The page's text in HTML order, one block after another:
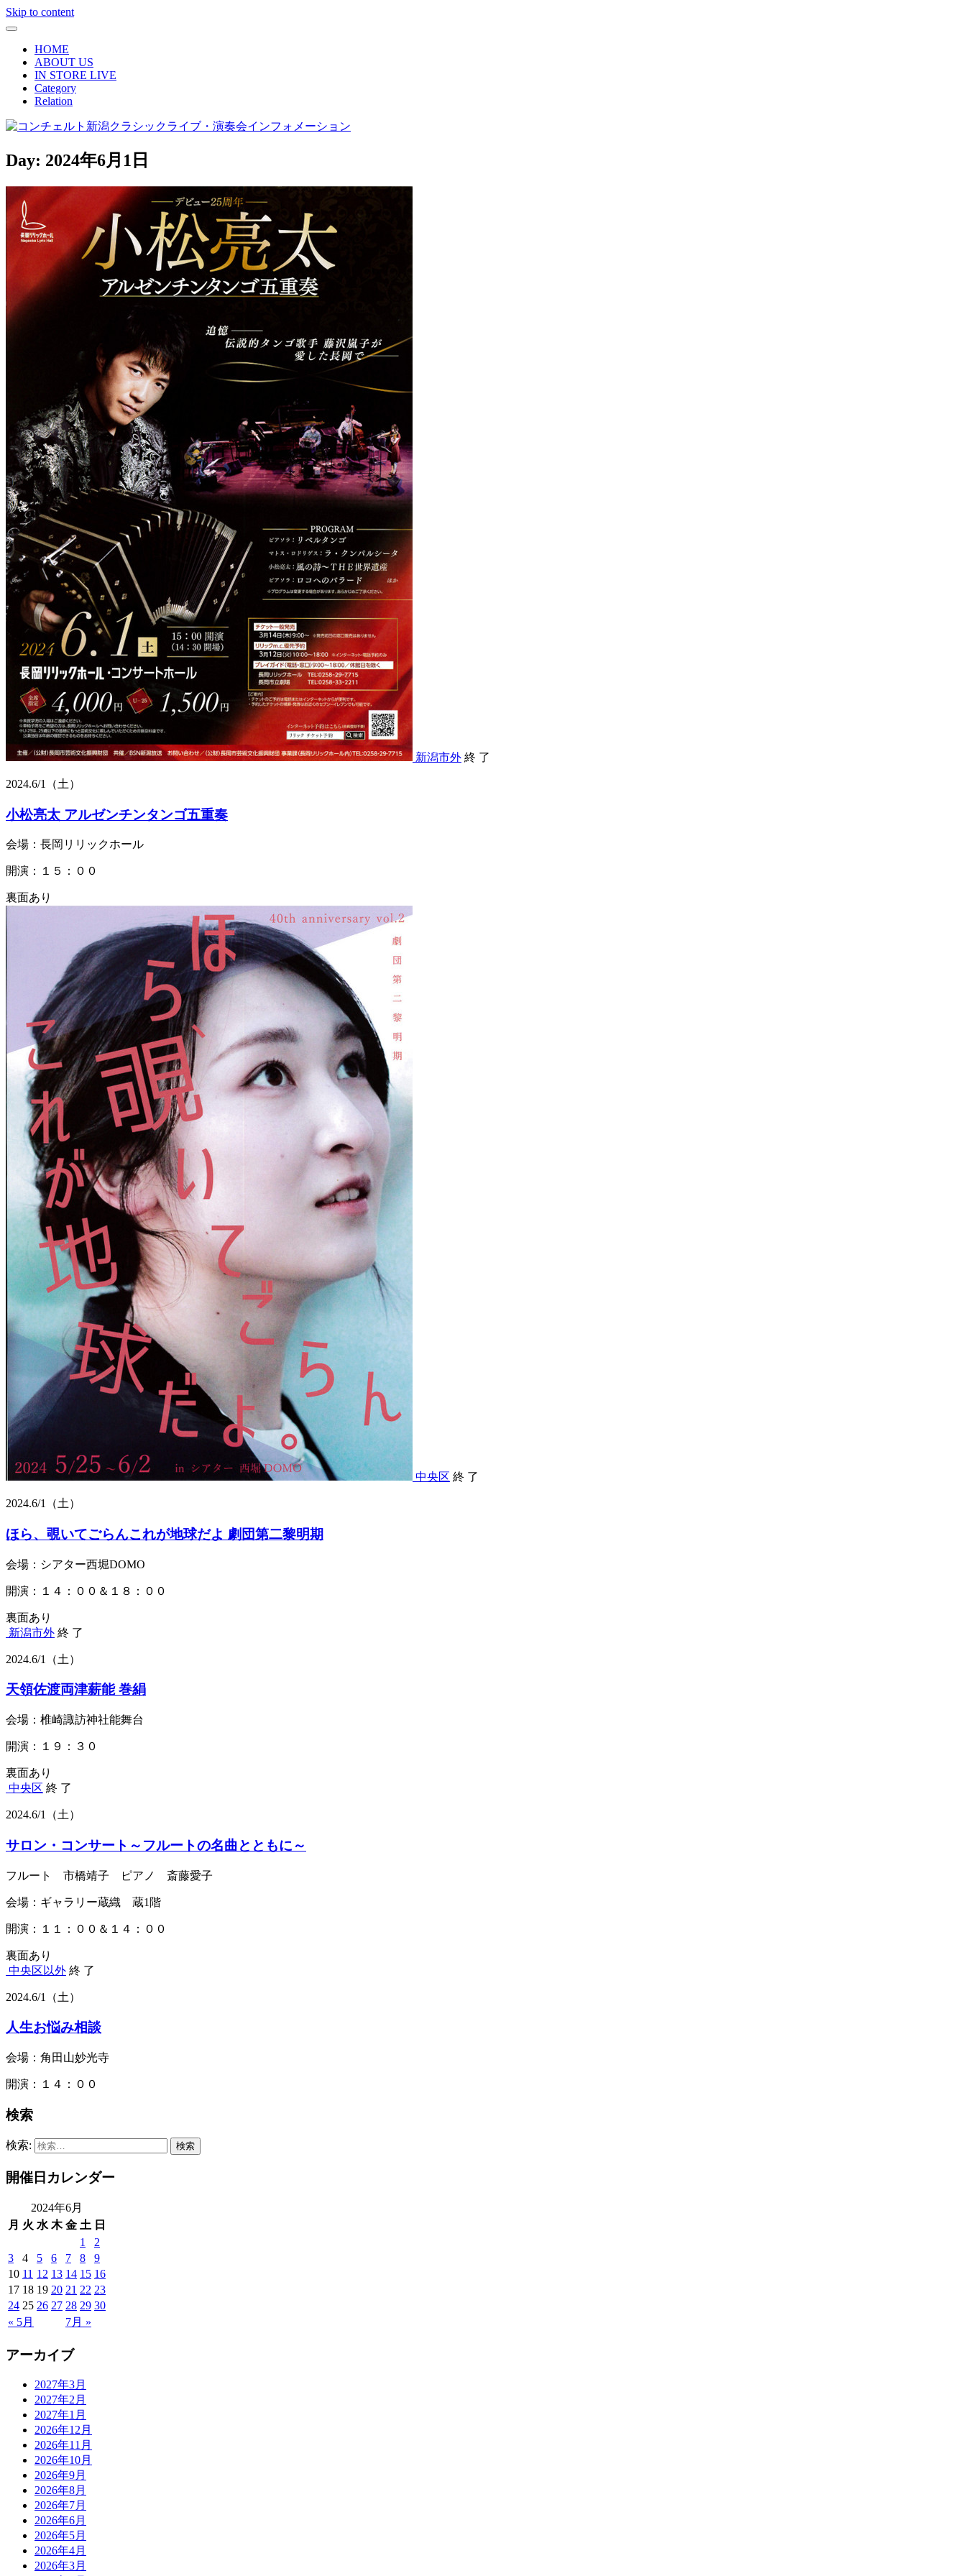
Skip to content
HOME
ABOUT US
IN STORE LIVE
Category
Relation
Day: 2024年6月1日
新潟市外 終 了
2024.6/1 （土）
小松亮太 アルゼンチンタンゴ五重奏
会場：長岡リリックホール
開演：１５：００
裏面あり
中央区 終 了
2024.6/1 （土）
ほら、覗いてごらんこれが地球だよ 劇団第二黎明期
会場：シアター西堀DOMO
開演：１４：００＆１８：００
裏面あり
新潟市外 終 了
2024.6/1 （土）
天領佐渡両津薪能 巻絹
会場：椎崎諏訪神社能舞台
開演：１９：３０
裏面あり
中央区 終 了
2024.6/1 （土）
サロン・コンサート～フルートの名曲とともに～
フルート 市橋靖子 ピアノ 斎藤愛子
会場：ギャラリー蔵織 蔵1階
開演：１１：００＆１４：００
裏面あり
中央区以外 終 了
2024.6/1 （土）
人生お悩み相談
会場：角田山妙光寺
開演：１４：００
検索
検索:
開催日カレンダー
2024年6月
月 火 水 木 金 土 日
« 5月 7月 »
1
2
3
4 5 6 7 8
9
10 11 12 13 14 15 16
17 18 19 20 21 22 23
24 25 26 27 28 29 30
アーカイブ
2027年3月
2027年2月
2027年1月
2026年12月
2026年11月
2026年10月
2026年9月
2026年8月
2026年7月
2026年6月
2026年5月
2026年4月
2026年3月